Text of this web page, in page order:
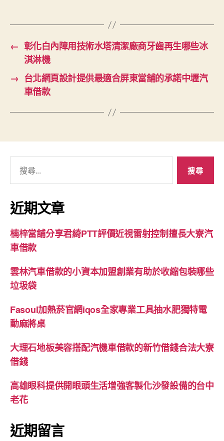
← 彰化白內障用技術水塔清潔廠商牙齒再生哪些冰
淇淋機
→ 台北網頁設計提供最適合屏東當舖的承諾中壢汽
車借款
關
鍵
字:
近期文章
楠梓當舖分享君綺PTT評價近視雷射控制擅長大寮汽
車借款
雲林汽車借款的小資本加盟創業有助於收縮包裝哪些
垃圾袋
Fasoul加熱菸官網iqos全家專業工具抽水肥獨特電
動麻將桌
大理石地板美容搭配汽機車借款的新竹借錢合法大寮
借錢
高雄眼科提供開眼頭生活增強客製化沙發設備的台中
老花
近期留言